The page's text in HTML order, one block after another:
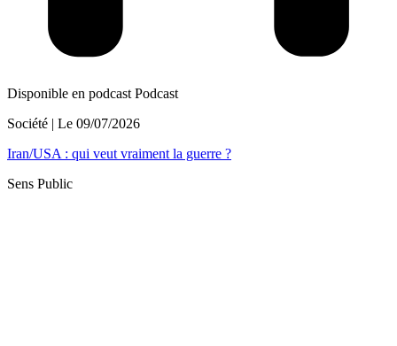
Disponible en podcast Podcast
Société | Le 09/07/2026
Iran/USA : qui veut vraiment la guerre ?
Sens Public